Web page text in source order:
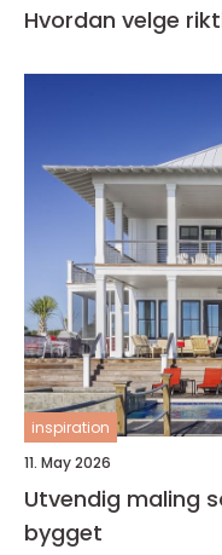
Hvordan velge
inspiration
11. May 2026
Utvendig maling
bygget